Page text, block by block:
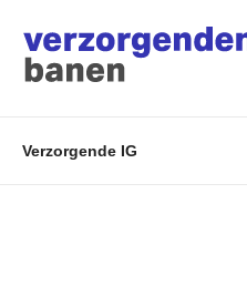
Verzorgende IG